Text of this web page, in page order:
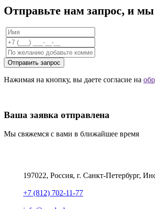
Отправьте нам запрос, и
Отправить запрос
Нажимая на кнопку, вы даете согласие на
Ваша заявка отправлена
Мы свяжемся с вами в ближайшее время
197022, Россия, г. Санкт-Петербург,
+7 (812) 702-11-77